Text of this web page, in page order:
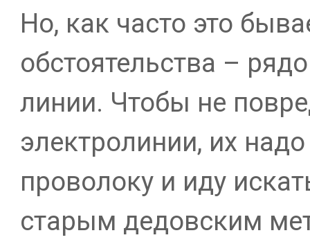
Но, как часто это
обстоятельства –
линии. Чтобы не
электролинии, их
проволоку и иду
старым дедовским